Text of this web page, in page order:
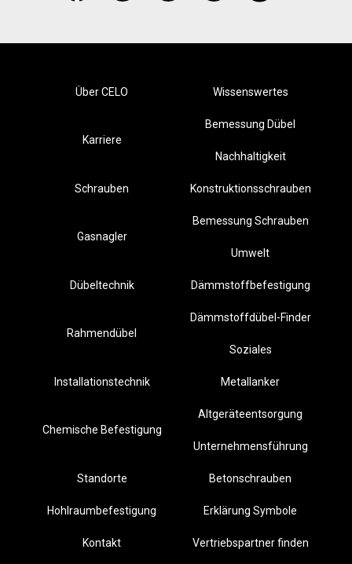
Über CELO Wissenswertes
Karriere
Bemessung Dübel
Nachhaltigkeit
Schrauben Konstruktionsschrauben
Gasnagler
Bemessung Schrauben
Umwelt
Dübeltechnik Dämmstoffbefestigung
Rahmendübel
Dämmstoffdübel-Finder
Soziales
Installationstechnik Metallanker
Chemische Befestigung
Altgeräteentsorgung
Unternehmensführung
Standorte Betonschrauben
Hohlraumbefestigung Erklärung Symbole
Kontakt Vertriebspartner finden